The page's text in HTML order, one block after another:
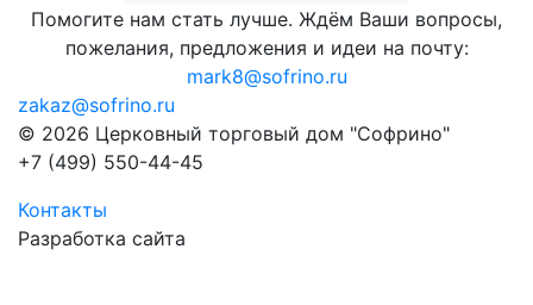
Помогите нам стать лучше. Ждём Ваши вопросы,
пожелания, предложения и идеи на почту:
mark8@sofrino.ru
zakaz@sofrino.ru
© 2026 Церковный торговый дом "Софрино"
+7 (499) 550-44-45
Контакты
Разработка сайта